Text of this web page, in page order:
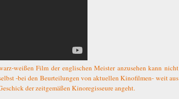
weißen Film der englischen Meister anzusehen kann nicht
-bei den Beurteilungen von aktuellen Kinofilmen- weit aus
der zeitgemäßen Kinoregisseure angeht.